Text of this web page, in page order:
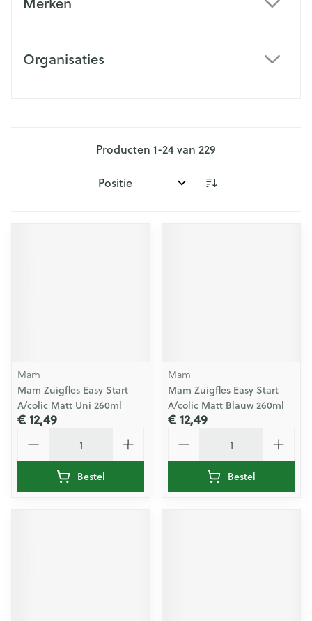
Organisaties
Producten 1-24van 229
Sorteer op:
Mam
Mam Zuigfles Easy Start
A/colic Matt Uni 260ml
€ 12,49
Bestel
Mam
Mam Zuigfles Easy Start
A/colic Matt Blauw 260ml
€ 12,49
Bestel